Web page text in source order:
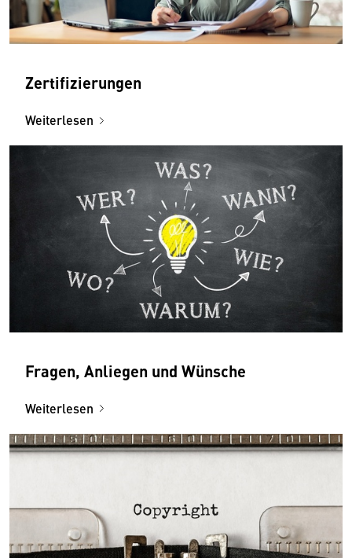
Zertifizierungen
Weiterlesen
Fragen, Anliegen und Wünsche
Weiterlesen